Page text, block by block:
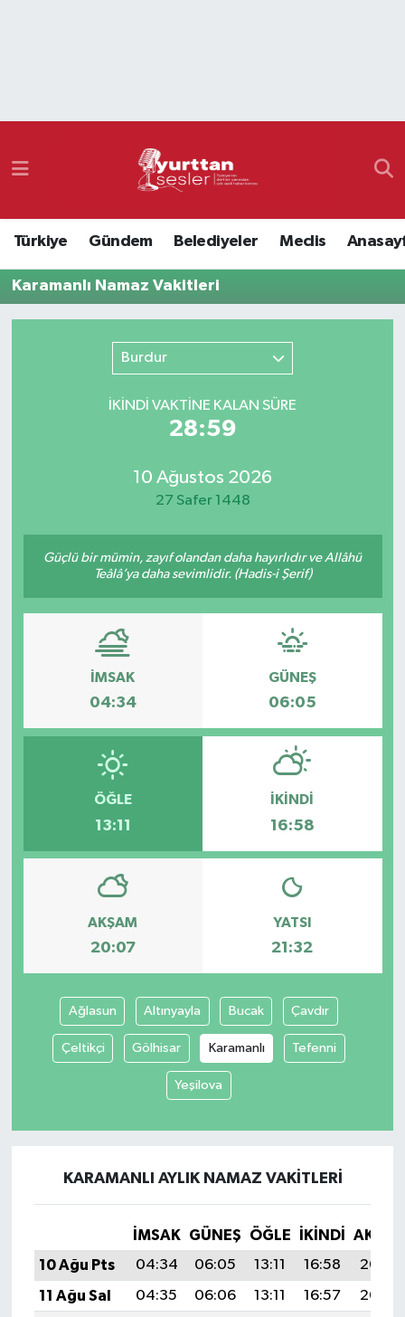
Türkiye Gündem Belediyeler Meclis
Karamanlı Namaz Vakitleri
Burdur
İKINDI VAKTİNE KALAN SÜRE
28:59
10 Ağustos 2026
27 Safer 1448
Güçlü bir mümin, zayıf olandan daha hayırlıdır ve Allâhü
Teâlâ’ya daha sevimlidir. (Hadis-i Şerif)
İMSAK
04:34
GÜNEŞ
06:05
ÖĞLE
13:11
İKINDI
16:58
AKŞAM
20:07
YATSI
21:32
Ağlasun Altınyayla Bucak Çavdır
Çeltikçi Gölhisar Karamanlı Tefenni
Yeşilova
KARAMANLI AYLIK NAMAZ VAKITLERI
İMSAK GÜNEŞ ÖĞLE İKINDI
10 Ağu Pts
04:34 06:05 13:11 16:58
20:07
11 Ağu Sal
04:35 06:06 13:11 16:57
20:06
Namaz Vakitleri
Süper Lig Puan Durumu ve Fikstür
Son Dakika Haberleri